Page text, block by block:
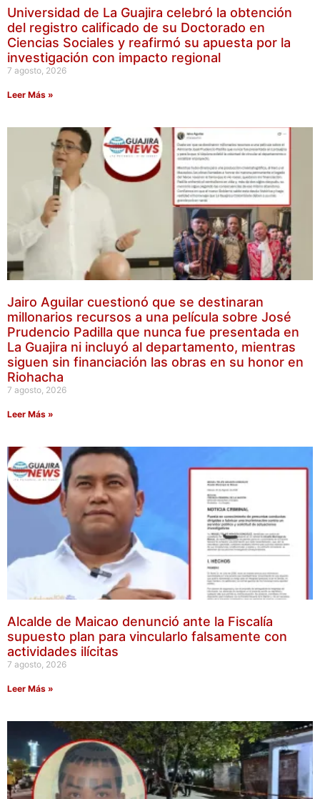
Universidad de La Guajira celebró la obtención
del registro calificado de su Doctorado en
Ciencias Sociales y reafirmó su apuesta por la
investigación con impacto regional
7 agosto, 2026
Leer Más »
Jairo Aguilar cuestionó que se destinaran
millonarios recursos a una película sobre José
Prudencio Padilla que nunca fue presentada en
La Guajira ni incluyó al departamento, mientras
siguen sin financiación las obras en su honor en
Riohacha
7 agosto, 2026
Leer Más »
Alcalde de Maicao denunció ante la Fiscalía
supuesto plan para vincularlo falsamente con
actividades ilícitas
7 agosto, 2026
Leer Más »